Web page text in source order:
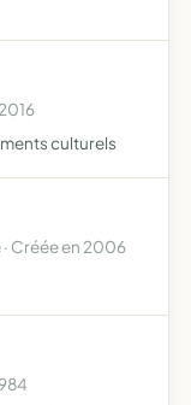
culturels
Créée en 2006